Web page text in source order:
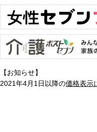
【お知らせ】
2021年4月1日以降の価格表示